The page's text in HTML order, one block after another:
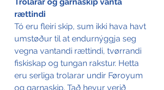
Trolarar og garnaskip vanta
rættindi
Tó eru fleiri skip, sum ikki hava havt
umstøður til at endurnýggja seg
vegna vantandi rættindi, tvørrandi
fiskiskap og tungan rakstur. Hetta
eru serliga trolarar undir Føroyum
og garnaskip. Tað hevur verið